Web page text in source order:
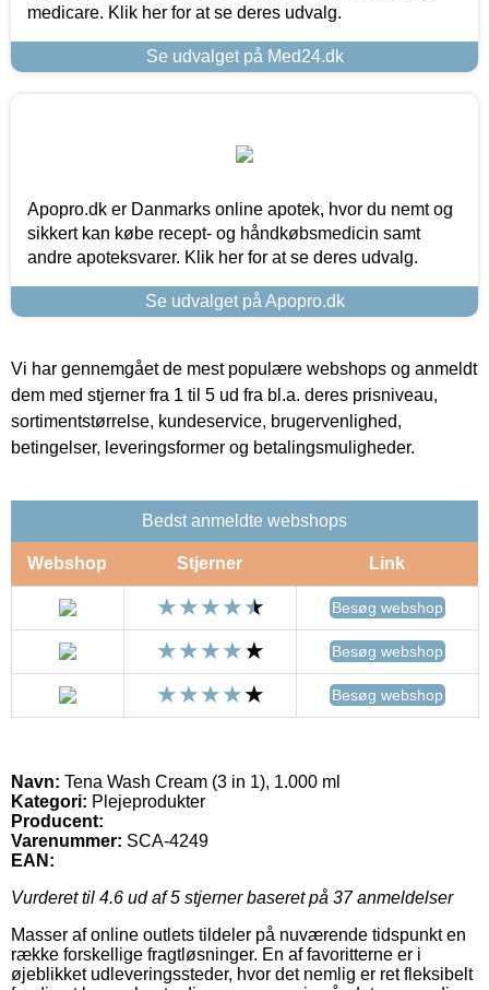
medicare. Klik her for at se deres udvalg.
Se udvalget på Med24.dk
Apopro.dk er Danmarks online apotek, hvor du nemt og
sikkert kan købe recept- og håndkøbsmedicin samt
andre apoteksvarer. Klik her for at se deres udvalg.
Se udvalget på Apopro.dk
Vi har gennemgået de mest populære webshops og anmeldt
dem med stjerner fra 1 til 5 ud fra bl.a. deres prisniveau,
sortimentstørrelse, kundeservice, brugervenlighed,
betingelser, leveringsformer og betalingsmuligheder.
Bedst anmeldte webshops
Webshop Stjerner Link
Besøg webshop
Besøg webshop
Besøg webshop
Navn: Tena Wash Cream (3 in 1), 1.000 ml
Kategori: Plejeprodukter
Producent:
Varenummer: SCA-4249
EAN:
Vurderet til 4.6 ud af 5 stjerner baseret på 37anmeldelser
Masser af online outlets tildeler på nuværende tidspunkt en
række forskellige fragtløsninger. En af favoritterne er i
øjeblikket udleveringssteder, hvor det nemlig er ret fleksibelt